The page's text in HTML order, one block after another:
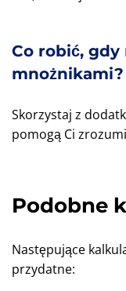
Co robić,
mnożnikami?
Skorzystaj z
pomogą Ci
Podobne
Następujące
przydatne: